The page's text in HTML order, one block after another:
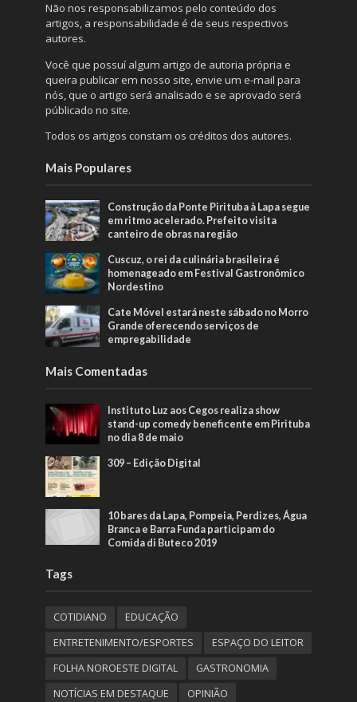
Não nos responsabilizamos pelo conteúdo dos
artigos, a responsabilidade é de seus respectivos
autores.
Você que possuí algum artigo de autoria própria e
queira publicar em nosso site, envie um e-mail para
nós, que o artigo será analisado e se aprovado será
públicado no site.
Todos os artigos constam os créditos dos autores.
Mais Populares
Construção da Ponte Pirituba à Lapa segue
em ritmo acelerado. Prefeito visita
canteiro de obras na região
Cuscuz, o rei da culinária brasileira é
homenageado em Festival Gastronômico
Nordestino
Cate Móvel estará neste sábado no Morro
Grande oferecendo serviços de
empregabilidade
Mais Comentadas
Instituto Luz aos Cegos realiza show
stand-up comedy beneficente em Pirituba
no dia 8 de maio
309 – Edição Digital
10 bares da Lapa, Pompeia, Perdizes, Água
Branca e Barra Funda participam do
Comida di Buteco 2019
Tags
COTIDIANO
EDUCAÇÃO
ENTRETENIMENTO/ESPORTES
ESPAÇO DO LEITOR
FOLHA NOROESTE DIGITAL
GASTRONOMIA
NOTÍCIAS EM DESTAQUE
OPINIÃO